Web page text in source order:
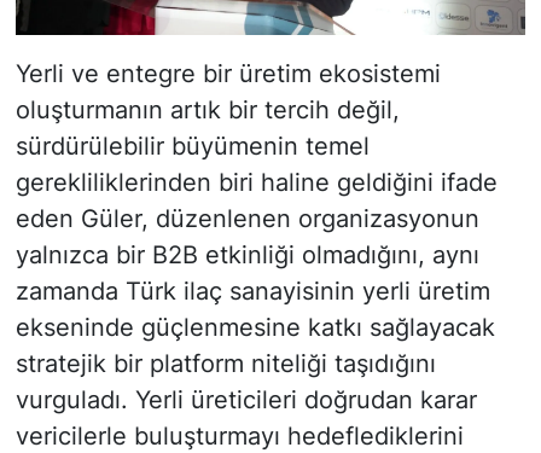
Yerli ve entegre bir üretim ekosistemi
oluşturmanın artık bir tercih değil,
sürdürülebilir büyümenin temel
gerekliliklerinden biri haline geldiğini ifade
eden Güler, düzenlenen organizasyonun
yalnızca bir B2B etkinliği olmadığını, aynı
zamanda Türk ilaç sanayisinin yerli üretim
ekseninde güçlenmesine katkı sağlayacak
stratejik bir platform niteliği taşıdığını
vurguladı. Yerli üreticileri doğrudan karar
vericilerle buluşturmayı hedeflediklerini